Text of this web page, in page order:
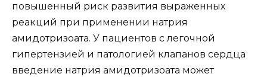
повышенный риск развития выраженных
реакций при применении натрия
амидотризоата. У пациентов с легочной
гипертензией и патологией клапанов сердца
введение натрия амидотризоата может